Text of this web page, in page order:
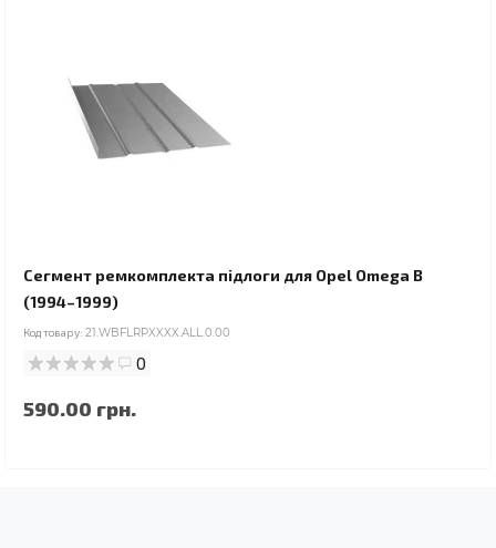
Сегмент ремкомплекта підлоги для Opel Omega B
(1994–1999)
Код товару: 21.WBFLRPXXXX.ALL.0.00
0
590.00 грн.